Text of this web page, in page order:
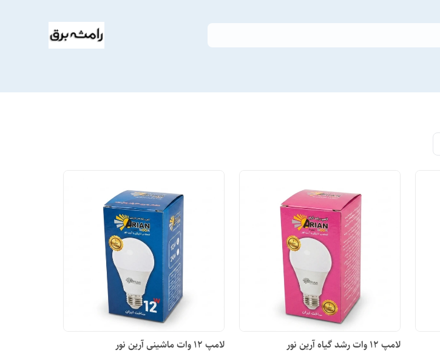
لامپ 12 وات رشد گیاه آرین نور لامپ 12 وات ماشینی آرین نور